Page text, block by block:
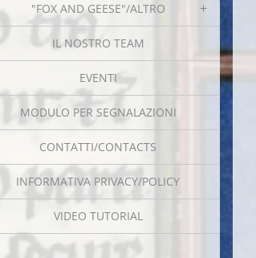
"FOX AND GEESE"/ALTRO
IL NOSTRO TEAM
EVENTI
MODULO PER SEGNALAZIONI
CONTATTI/CONTACTS
INFORMATIVA PRIVACY/POLICY
VIDEO TUTORIAL